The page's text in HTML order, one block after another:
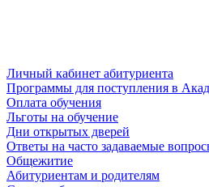
Личный кабинет абитуриента
Программы для поступления в
Оплата обучения
Льготы на обучение
Дни открытых дверей
Ответы на часто задаваемые
Общежитие
Абитуриентам и родителям